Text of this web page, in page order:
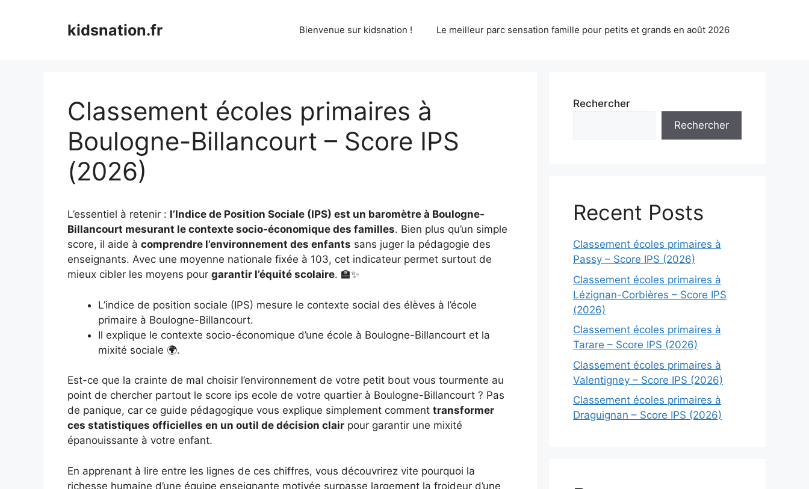
kidsnation.fr Bienvenue sur kidsnation ! Le meilleur parc sensation famille pour petits et grands en août 2026
Classement écoles primaires à
Boulogne-Billancourt – Score IPS
(2026)
L’essentiel à retenir : l’Indice de Position Sociale (IPS) est un baromètre à Boulogne-
Billancourt mesurant le contexte socio-économique des familles. Bien plus qu’un simple
score, il aide à comprendre l’environnement des enfants sans juger la pédagogie des
enseignants. Avec une moyenne nationale fixée à 103, cet indicateur permet surtout de
mieux cibler les moyens pour garantir l’équité scolaire. 🏫✨
L’indice de position sociale (IPS) mesure le contexte social des élèves à l’école
primaire à Boulogne-Billancourt.
Il explique le contexte socio-économique d’une école à Boulogne-Billancourt et la
mixité sociale 🌍.
Est-ce que la crainte de mal choisir l’environnement de votre petit bout vous tourmente au
point de chercher partout le score ips ecole de votre quartier à Boulogne-Billancourt ? Pas
de panique, car ce guide pédagogique vous explique simplement comment transformer
ces statistiques officielles en un outil de décision clair pour garantir une mixité
épanouissante à votre enfant.
En apprenant à lire entre les lignes de ces chiffres, vous découvrirez vite pourquoi la
richesse humaine d’une équipe enseignante motivée surpasse largement la froideur d’une
Rechercher
Rechercher
Recent Posts
Classement écoles primaires à
Passy – Score IPS (2026)
Classement écoles primaires à
Lézignan-Corbières – Score IPS
(2026)
Classement écoles primaires à
Tarare – Score IPS (2026)
Classement écoles primaires à
Valentigney – Score IPS (2026)
Classement écoles primaires à
Draguignan – Score IPS (2026)